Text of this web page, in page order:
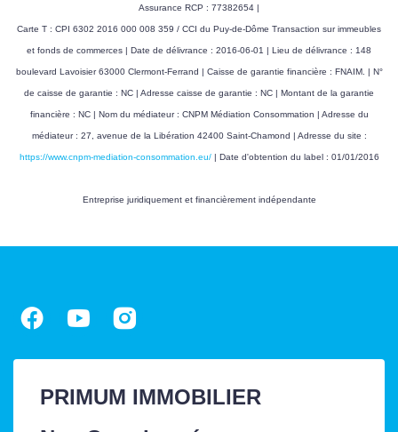
PIÈCES JUSTIFICATIVES
Diagnostic de
performance
énergétique (10 ans)
3
ERP - Etat des
3
le 01/07/1997 (Si
de validité et si positif
suivre)
Assurance RCP : 77382654 |
Carte T : CPI 6302 2016 000 008 359 / CCI du Puy-de-Dôme Transaction sur immeubles
et fonds de commerces | Date de délivrance : 2016-06-01 | Lieu de délivrance : 148
boulevard Lavoisier 63000 Clermont-Ferrand | Caisse de garantie financière : FNAIM. | N°
de caisse de garantie : NC | Adresse caisse de garantie : NC | Montant de la garantie
financière : NC | Nom du médiateur : CNPM Médiation Consommation | Adresse du
médiateur : 27, avenue de la Libération 42400 Saint-Chamond | Adresse du site :
https://www.cnpm-mediation-consommation.eu/| Date d'obtention du label : 01/01/2016
Entreprise juridiquement et financièrement indépendante
PRIMUM IMMOBILIER